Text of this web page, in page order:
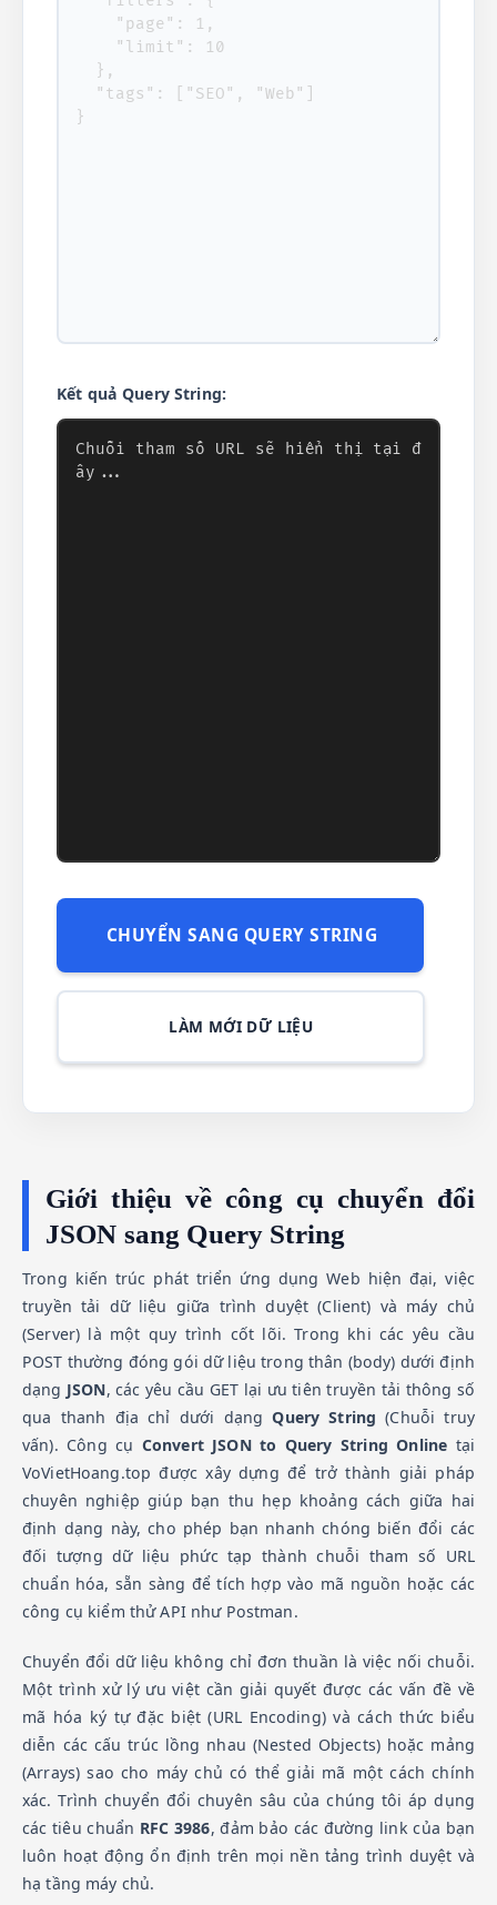
Kết quả Query String:
CHUYỂN SANG QUERY STRING
LÀM MỚI DỮ LIỆU
Giới thiệu về công cụ chuyển đổi
JSON sang Query String
Trong kiến trúc phát triển ứng dụng Web hiện đại, việc
truyền tải dữ liệu giữa trình duyệt (Client) và máy chủ
(Server) là một quy trình cốt lõi. Trong khi các yêu cầu
POST thường đóng gói dữ liệu trong thân (body) dưới định
dạng JSON, các yêu cầu GET lại ưu tiên truyền tải thông số
qua thanh địa chỉ dưới dạngQuery String (Chuỗi truy
vấn). Công cụ Convert JSON to Query String Online tại
VoVietHoang.top được xây dựng để trở thành giải pháp
chuyên nghiệp giúp bạn thu hẹp khoảng cách giữa hai
định dạng này, cho phép bạn nhanh chóng biến đổi các
đối tượng dữ liệu phức tạp thành chuỗi tham số URL
chuẩn hóa, sẵn sàng để tích hợp vào mã nguồn hoặc các
công cụ kiểm thử API như Postman.
Chuyển đổi dữ liệu không chỉ đơn thuần là việc nối chuỗi.
Một trình xử lý ưu việt cần giải quyết được các vấn đề về
mã hóa ký tự đặc biệt (URL Encoding) và cách thức biểu
diễn các cấu trúc lồng nhau (Nested Objects) hoặc mảng
(Arrays) sao cho máy chủ có thể giải mã một cách chính
xác. Trình chuyển đổi chuyên sâu của chúng tôi áp dụng
các tiêu chuẩn RFC 3986, đảm bảo các đường link của bạn
luôn hoạt động ổn định trên mọi nền tảng trình duyệt và
hạ tầng máy chủ.